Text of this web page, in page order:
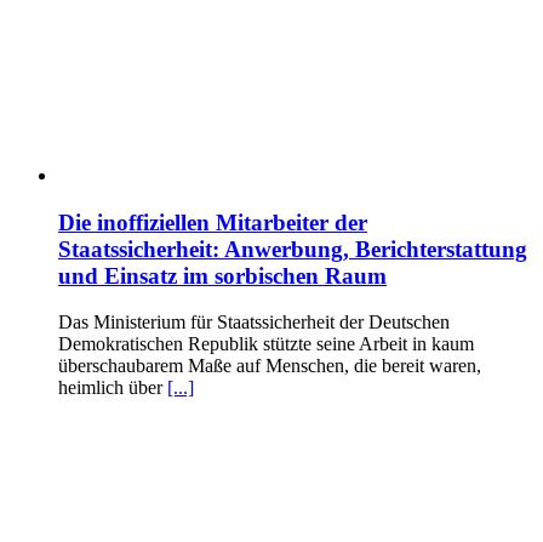
Die inoffiziellen Mitarbeiter der
Staatssicherheit: Anwerbung, Berichterstattung
und Einsatz im sorbischen Raum
Das Ministerium für Staatssicherheit der Deutschen
Demokratischen Republik stützte seine Arbeit in kaum
überschaubarem Maße auf Menschen, die bereit waren,
heimlich über [...]